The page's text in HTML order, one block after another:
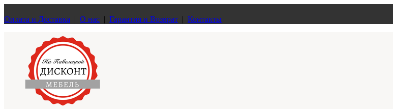
Оплата и Доставка | О нас | Гарантия и Возврат | Контакты